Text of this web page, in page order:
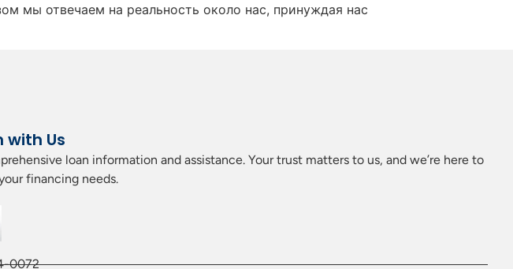
мы отвечаем на реальность около нас, принуждая нас
with Us
loan information and assistance. Your trust matters to us, and we’re here to
financing needs.
0072